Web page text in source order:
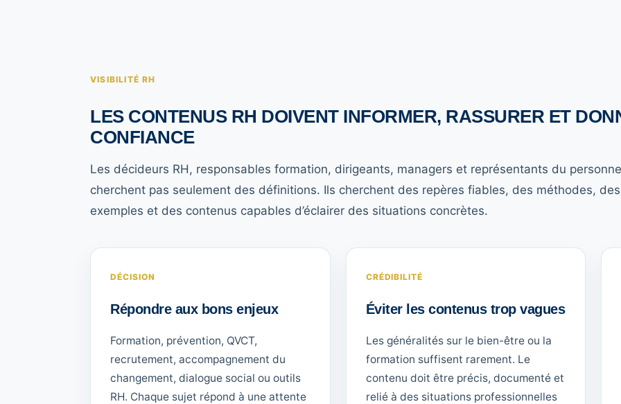
VISIBILITÉ RH
LES CONTENUS RH DOIVENT INFORMER, RASSURER ET
CONFIANCE
Les décideurs RH, responsables formation, dirigeants, managers et représentants du
cherchent pas seulement des définitions. Ils cherchent des repères fiables, des méthodes, des
exemples et des contenus capables d’éclairer des situations concrètes.
DÉCISION
Répondre aux bons enjeux
Formation, prévention, QVCT,
recrutement, accompagnement du
changement, dialogue social ou outils
RH. Chaque sujet répond à une attente
CRÉDIBILITÉ
Éviter les contenus trop vagues
Les généralités sur le bien-être ou la
formation suffisent rarement. Le
contenu doit être précis, documenté et
relié à des situations professionnelles